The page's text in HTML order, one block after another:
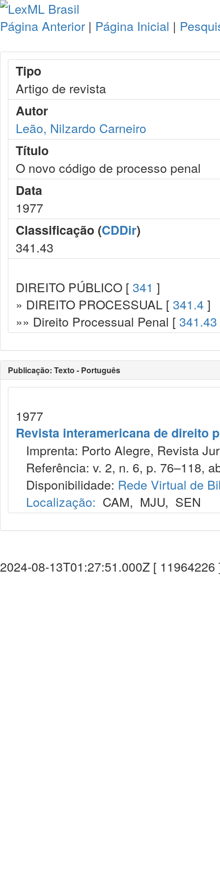
Página Anterior | Página Inicial |
Tipo
Artigo de revista
Autor
Leão, Nilzardo Carneiro
Título
O novo código de processo penal
Data
1977
Classificação (CDDir)
341.43
DIREITO PÚBLICO [ 341 ]
» DIREITO PROCESSUAL [ 341.4 ]
»» Direito Processual Penal [ 341.43
Publicação: Texto - Português
1977
Revista interamericana de direito
Imprenta: Porto Alegre, Revista
Referência: v. 2, n. 6, p. 76–118,
Disponibilidade: Rede Virtual de
Localização: CAM, MJU, SEN
2024-08-13T01:27:51.000Z [ 11964226